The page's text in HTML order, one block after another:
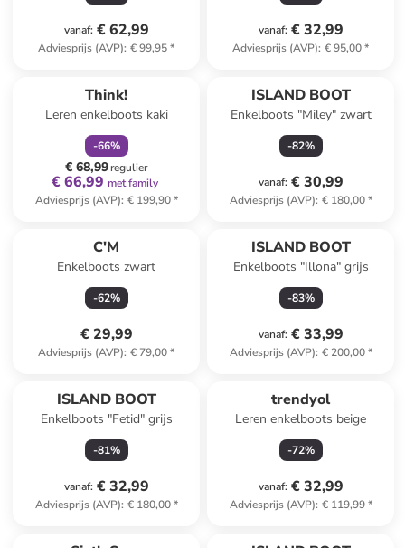
vanaf: € 62,99
Adviesprijs (AVP): € 99,95*
vanaf: € 32,99
Adviesprijs (AVP): € 95,00*
Think!
Leren enkelboots kaki
-66%
€ 68,99regulier
€ 66,99 met family
Adviesprijs (AVP): € 199,90*
ISLAND BOOT
Enkelboots "Miley" zwart
-82%
vanaf: € 30,99
Adviesprijs (AVP): € 180,00*
C'M
Enkelboots zwart
-62%
€ 29,99
Adviesprijs (AVP): € 79,00*
ISLAND BOOT
Enkelboots "Illona" grijs
-83%
vanaf: € 33,99
Adviesprijs (AVP): € 200,00*
ISLAND BOOT
Enkelboots "Fetid" grijs
-81%
vanaf: € 32,99
Adviesprijs (AVP): € 180,00*
trendyol
Leren enkelboots beige
-72%
vanaf: € 32,99
Adviesprijs (AVP): € 119,99*